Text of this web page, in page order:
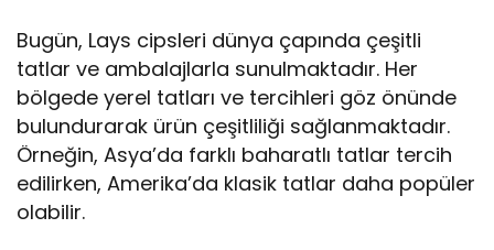
Bugün, Lays cipsleri dünya çapında çeşitli
tatlar ve ambalajlarla sunulmaktadır. Her
bölgede yerel tatları ve tercihleri göz önünde
bulundurarak ürün çeşitliliği sağlanmaktadır.
Örneğin, Asya’da farklı baharatlı tatlar tercih
edilirken, Amerika’da klasik tatlar daha popüler
olabilir.